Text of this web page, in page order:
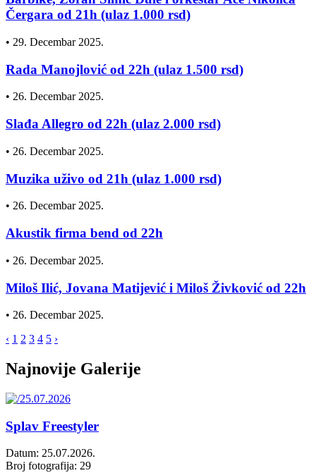
Čergara od 21h (ulaz 1.000 rsd)
• 29. Decembar 2025.
Rada Manojlović od 22h (ulaz 1.500 rsd)
• 26. Decembar 2025.
Slađa Allegro od 22h (ulaz 2.000 rsd)
• 26. Decembar 2025.
Muzika uživo od 21h (ulaz 1.000 rsd)
• 26. Decembar 2025.
Akustik firma bend od 22h
• 26. Decembar 2025.
Miloš Ilić, Jovana Matijević i Miloš Živković od 22h
• 26. Decembar 2025.
‹ 1 2 3 4 5 ›
Najnovije Galerije
Splav Freestyler
Datum: 25.07.2026.
Broj fotografija: 29